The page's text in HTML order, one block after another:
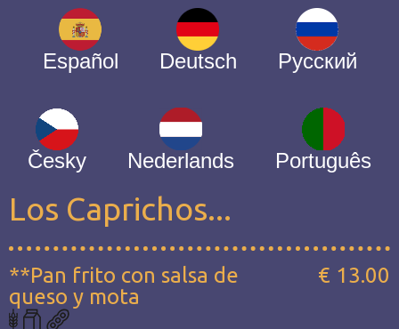
Español Deutsch Русский
Česky Nederlands Português
Los Caprichos...
**Pan frito con salsa de
queso y mota
€ 13.00